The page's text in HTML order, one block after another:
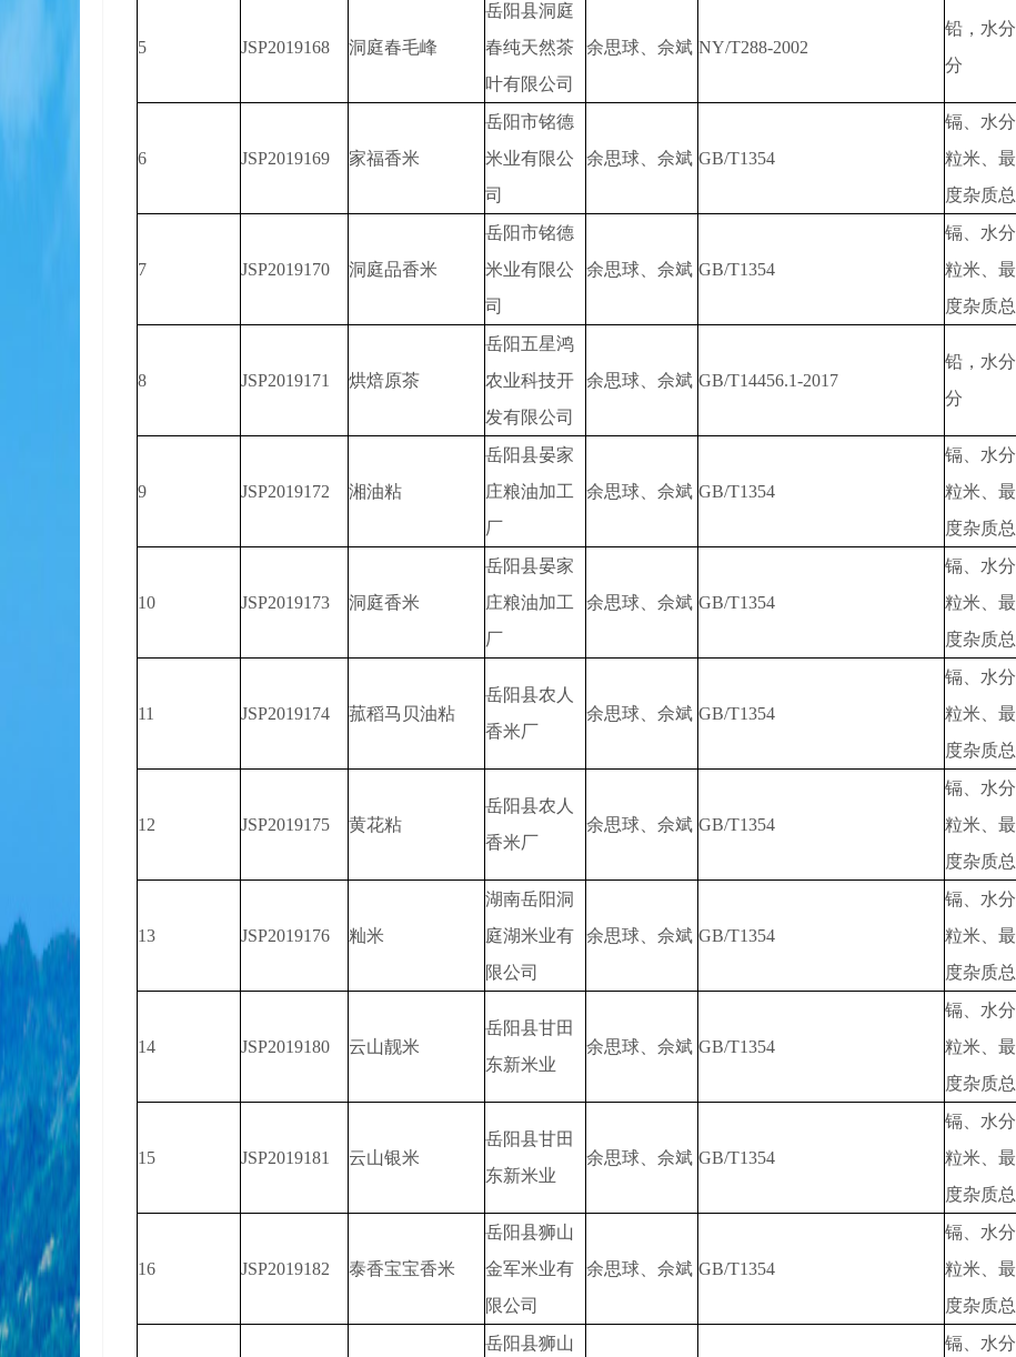
5 JSP2019168 洞庭春毛峰
岳阳县洞庭
春纯天然茶
叶有限公司
余思球、佘斌 NY/T288-2002
铅，水
分
6 JSP2019169 家福香米
岳阳市铭德
米业有限公
司
余思球、佘斌 GB/T1354
镉、水
粒米、
度杂质
7 JSP2019170 洞庭品香米
岳阳市铭德
米业有限公
司
余思球、佘斌 GB/T1354
镉、水
粒米、
度杂质
8 JSP2019171 烘焙原茶
岳阳五星鸿
农业科技开
发有限公司
余思球、佘斌 GB/T14456.1-2017
铅，水
分
9 JSP2019172 湘油粘
岳阳县晏家
庄粮油加工
厂
余思球、佘斌 GB/T1354
镉、水
粒米、
度杂质
10 JSP2019173 洞庭香米
岳阳县晏家
庄粮油加工
厂
余思球、佘斌 GB/T1354
镉、水
粒米、
度杂质
11 JSP2019174 菰稻马贝油粘
岳阳县农人
香米厂
余思球、佘斌 GB/T1354
镉、水
粒米、
度杂质
12 JSP2019175 黄花粘
岳阳县农人
香米厂
余思球、佘斌 GB/T1354
镉、水
粒米、
度杂质
13 JSP2019176 籼米
湖南岳阳洞
庭湖米业有
限公司
余思球、佘斌 GB/T1354
镉、水
粒米、
度杂质
14 JSP2019180 云山靓米
岳阳县甘田
东新米业
余思球、佘斌 GB/T1354
镉、水
粒米、
度杂质
15 JSP2019181 云山银米
岳阳县甘田
东新米业
余思球、佘斌 GB/T1354
镉、水
粒米、
度杂质
16 JSP2019182 泰香宝宝香米
岳阳县狮山
金军米业有
限公司
余思球、佘斌 GB/T1354
镉、水
粒米、
度杂质
岳阳县狮山
镉、水